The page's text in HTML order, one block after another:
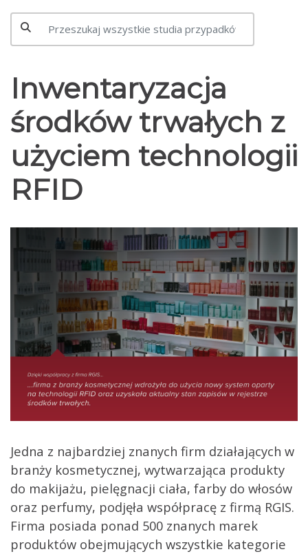
Inwentaryzacja
środków trwałych z
użyciem technologii
RFID
Jedna z najbardziej znanych firm działających w
branży kosmetycznej, wytwarzająca produkty
do makijażu, pielęgnacji ciała, farby do włosów
oraz perfumy, podjęła współpracę z firmą RGIS.
Firma posiada ponad 500 znanych marek
produktów obejmujących wszystkie kategorie